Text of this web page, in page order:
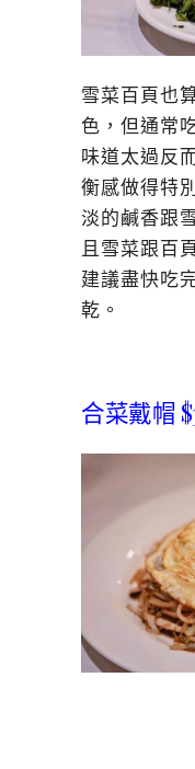
雪菜百頁也
色，但通常
味道太過反
衡感做得特
淡的鹹香跟
且雪菜跟百
建議盡快吃
乾。
合菜戴帽